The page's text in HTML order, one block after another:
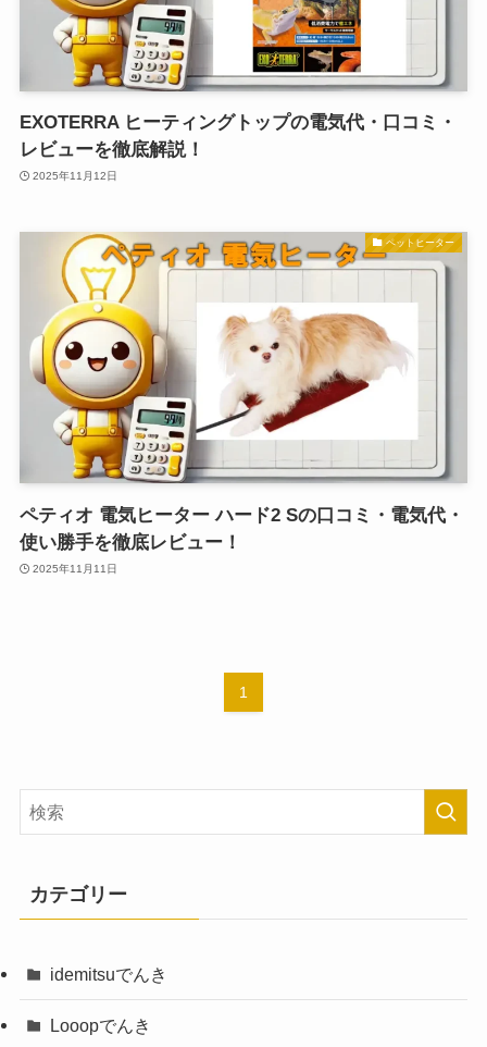
EXOTERRA ヒーティングトップの電気代・口コミ・
レビューを徹底解説！
2025年11月12日
ペットヒーター
ペティオ 電気ヒーター ハード2 Sの口コミ・電気代・
使い勝手を徹底レビュー！
2025年11月11日
1
カテゴリー
idemitsuでんき
Looopでんき